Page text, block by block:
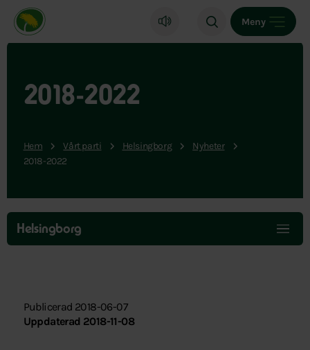
Miljöpartiet de gröna, startsida
Meny
2018-2022
Hem Vårt parti Helsingborg
Nyheter
2018-2022
Hoppa
över
menyn
Helsingborg
Publicerad 2018-06-07
Uppdaterad 2018-11-08